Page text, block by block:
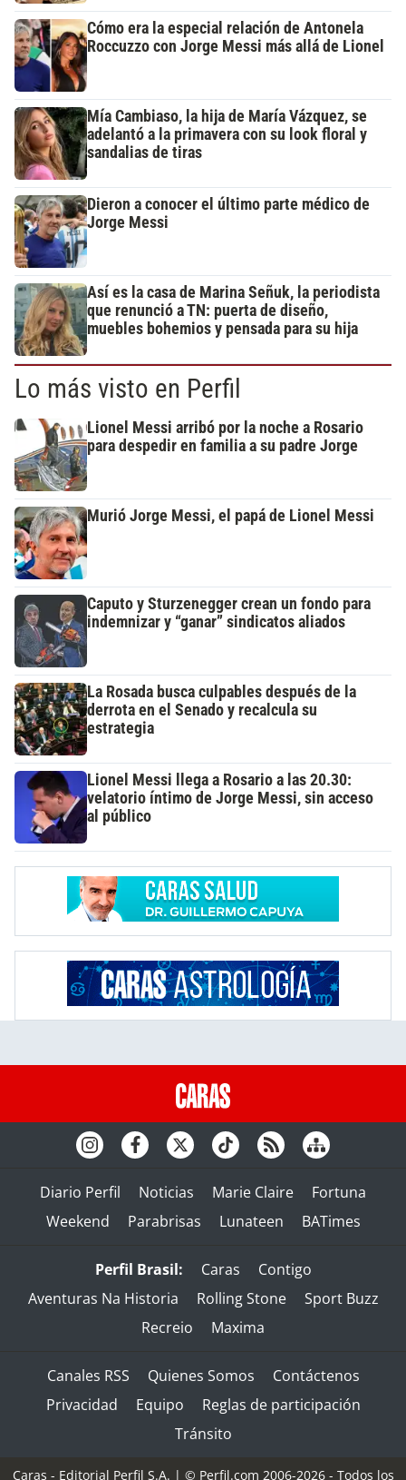
Cómo era la especial relación de Antonela
Roccuzzo con Jorge Messi más allá de Lionel
Mía Cambiaso, la hija de María Vázquez, se
adelantó a la primavera con su look floral y
sandalias de tiras
Dieron a conocer el último parte médico de
Jorge Messi
Así es la casa de Marina Señuk, la periodista
que renunció a TN: puerta de diseño,
muebles bohemios y pensada para su hija
Lo más visto en Perfil
Lionel Messi arribó por la noche a Rosario
para despedir en familia a su padre Jorge
Murió Jorge Messi, el papá de Lionel Messi
Caputo y Sturzenegger crean un fondo para
indemnizar y “ganar” sindicatos aliados
La Rosada busca culpables después de la
derrota en el Senado y recalcula su
estrategia
Lionel Messi llega a Rosario a las 20.30:
velatorio íntimo de Jorge Messi, sin acceso
al público
Diario Perfil Noticias Marie Claire
Fortuna
Weekend
Parabrisas Lunateen BATimes
Perfil Brasil: Caras
Contigo
Aventuras Na Historia
Rolling Stone
Sport Buzz
Recreio
Maxima
Canales RSS Quienes Somos
Contáctenos
Privacidad
Equipo
Reglas de participación
Tránsito
Caras - Editorial Perfil S.A. | © Perfil.com 2006-2026 - Todos los